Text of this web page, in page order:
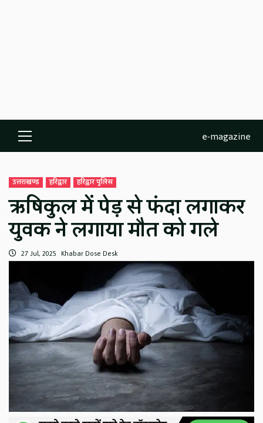
Primary
Menu
e-magazine
उत्तराखण्ड हरिद्वार हरिद्वार पुलिस
ऋषिकुल में पेड़ से फंदा लगाकर
युवक ने लगाया मौत को गले
27 Jul, 2025 Khabar Dose Desk